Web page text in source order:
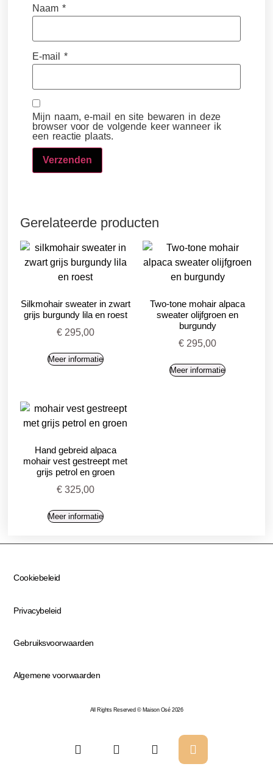
Naam *
E-mail *
Mijn naam, e-mail en site bewaren in deze
browser voor de volgende keer wanneer ik
een reactie plaats.
Gerelateerde producten
Silkmohair sweater in zwart
grijs burgundy lila en roest
€295,00
Meer informatie
Two-tone mohair alpaca
sweater olijfgroen en
burgundy
€ 295,00
Meer informatie
Hand gebreid alpaca
mohair vest gestreept met
grijs petrol en groen
€325,00
Meer informatie
Cookiebeleid
Privacybeleid
Gebruiksvoorwaarden
Algemene voorwaarden
All Rights Reserved © Maison Osé 2026